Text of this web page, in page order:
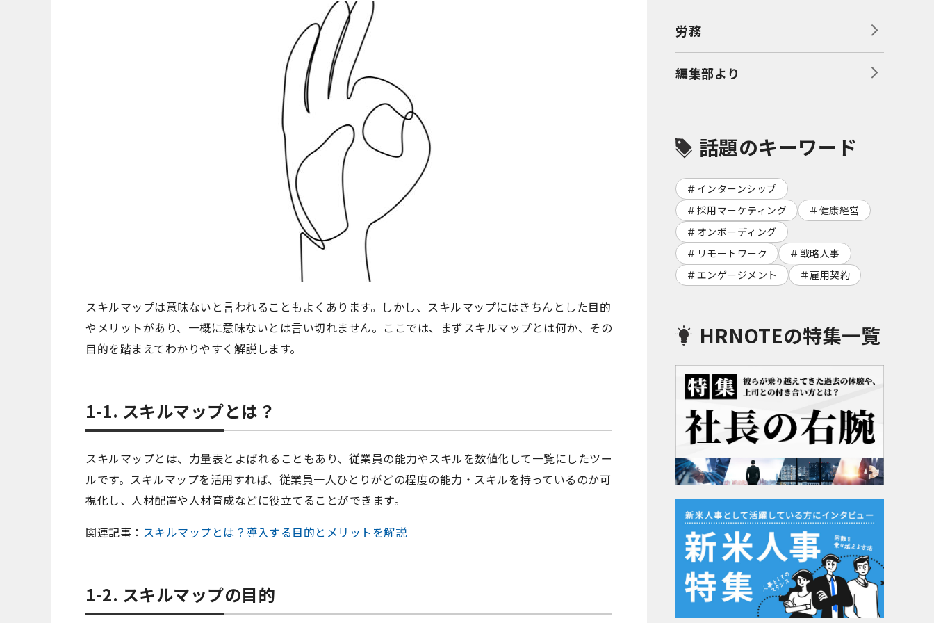
スキルマップは意味ないと言われることもよくあります。しかし、スキルマップにはきちんとした目的
やメリットがあり、一概に意味ないとは言い切れません。ここでは、まずスキルマップとは何か、その
目的を踏まえてわかりやすく解説します。
1-1. スキルマップとは？
スキルマップとは、力量表とよばれることもあり、従業員の能力やスキルを数値化して一覧にしたツー
ルです。スキルマップを活用すれば、従業員一人ひとりがどの程度の能力・スキルを持っているのか可
視化し、人材配置や人材育成などに役立てることができます。
関連記事： スキルマップとは？導入する目的とメリットを解説
1-2. スキルマップの目的
労務
編集部より
話題のキーワード
インターンシップ
採用マーケティング
健康経営
オンボーディング
リモートワーク
戦略人事
エンゲージメント
雇用契約
HRNOTEの特集一覧